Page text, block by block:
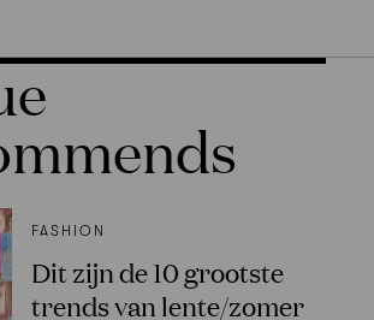
FASHION
Dit zijn de 10 grootste
trends van lente/zomer